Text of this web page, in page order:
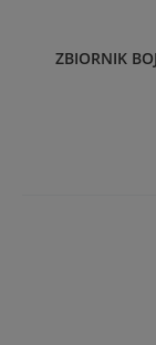
ZBIORNIK